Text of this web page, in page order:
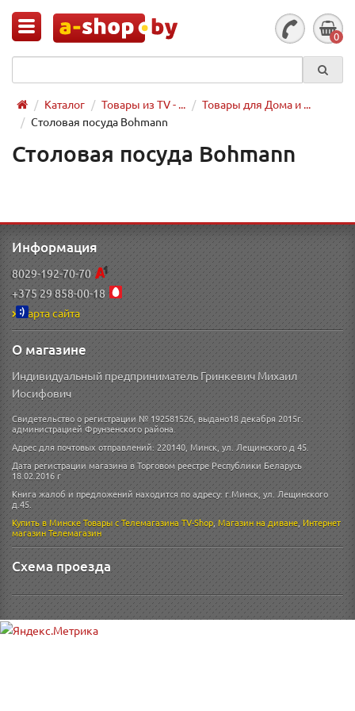
0
Каталог Товары из TV - ...
Товары для Дома и ...
Столовая посуда Bohmann
Столовая посуда Bohmann
Информация
8029-192-70-70
+375 29 858-00-18
Карта сайта
О магазине
Индивидуальный предприниматель Гринкевич Михаил
Иосифович
Свидетельство о регистрации № 192581526, выдано18 декабря 2015г.
администрацией Фрунзенского района.
Адрес для почтовых отправлений: 220140, Минск, ул. Лещинского д 45.
Дата регистрации магазина в Торговом реестре Республики Беларусь
18.02.2016 г
Книга жалоб и предложений находится по адресу: г.Минск, ул. Лещинского
д.45.
Купить в МинскеТовары с Телемагазина TV-Shop,Магазин на диване,Интернет
магазинТелемагазин
Схема проезда